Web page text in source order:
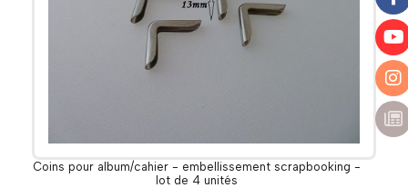
Coins pour album/cahier - embellissement scrapbooking -
lot de 4 unités